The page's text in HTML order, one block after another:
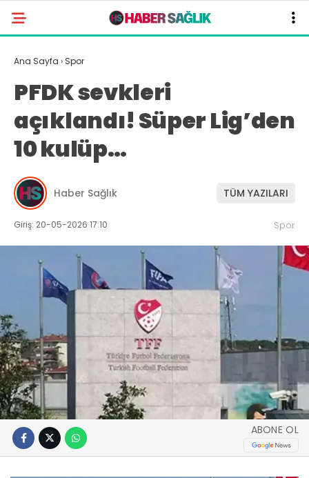
Ana Sayfa › Spor
PFDK sevkleri
açıklandı! Süper Lig’den
10 kulüp…
Haber Sağlık TÜM YAZILARI
Giriş: 20-05-2026 17:10 Spor
ABONE OL